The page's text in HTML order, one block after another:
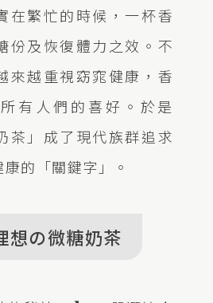
在繁忙的時候，一杯香
份及恢復體力之效。不
來越重視窈窕健康，香
有人們的喜好。於是
茶」成了現代族群追求
的「關鍵字」。
想の微糖奶茶